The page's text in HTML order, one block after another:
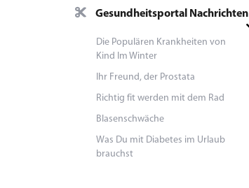
Gesundheitsportal Nachrichten
Die Populären Krankheiten von
Kind Im Winter
Ihr Freund, der Prostata
Richtig fit werden mit dem Rad
Blasenschwäche
Was Du mit Diabetes im Urlaub
brauchst